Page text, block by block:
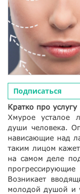
Подписаться
Кратко про услугу
Хмурое усталое
души человека.
нависающие над
таким лицом
на самом деле
Возникает
молодой душой и